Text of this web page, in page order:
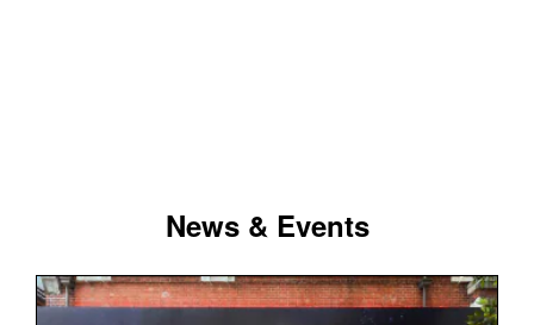
News & Events